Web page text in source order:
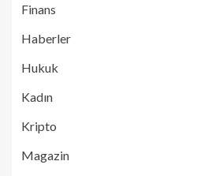
Finans
Haberler
Hukuk
Kadın
Kripto
Magazin